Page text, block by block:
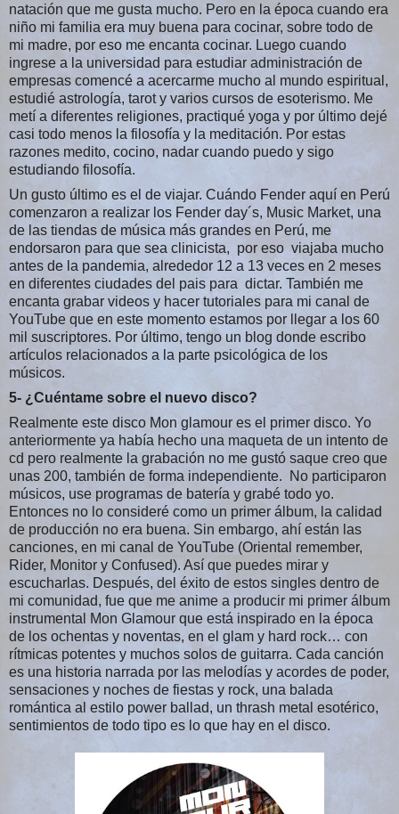
natación que me gusta mucho. Pero en la época cuando era
niño mi familia era muy buena para cocinar, sobre todo de
mi madre, por eso me encanta cocinar. Luego cuando
ingrese a la universidad para estudiar administración de
empresas comencé a acercarme mucho al mundo espiritual,
estudié astrología, tarot y varios cursos de esoterismo. Me
metí a diferentes religiones, practiqué yoga y por último dejé
casi todo menos la filosofía y la meditación. Por estas
razones medito, cocino, nadar cuando puedo y sigo
estudiando filosofía.
Un gusto último es el de viajar. Cuándo Fender aquí en Perú
comenzaron a realizar los Fender day´s, Music Market, una
de las tiendas de música más grandes en Perú, me
endorsaron para que sea clinicista, por eso viajaba mucho
antes de la pandemia, alrededor 12 a 13 veces en 2 meses
en diferentes ciudades del pais para dictar. También me
encanta grabar videos y hacer tutoriales para mi canal de
YouTube que en este momento estamos por llegar a los 60
mil suscriptores. Por último, tengo un blog donde escribo
artículos relacionados a la parte psicológica de los
músicos.
5- ¿Cuéntame sobre el nuevo disco?
Realmente este disco Mon glamour es el primer disco. Yo
anteriormente ya había hecho una maqueta de un intento de
cd pero realmente la grabación no me gustó saque creo que
unas 200, también de forma independiente. No participaron
músicos, use programas de batería y grabé todo yo.
Entonces no lo consideré como un primer álbum, la calidad
de producción no era buena. Sin embargo, ahí están las
canciones, en mi canal de YouTube (Oriental remember,
Rider, Monitor y Confused). Así que puedes mirar y
escucharlas. Después, del éxito de estos singles dentro de
mi comunidad, fue que me anime a producir mi primer álbum
instrumental Mon Glamour que está inspirado en la época
de los ochentas y noventas, en el glam y hard rock… con
rítmicas potentes y muchos solos de guitarra. Cada canción
es una historia narrada por las melodías y acordes de poder,
sensaciones y noches de fiestas y rock, una balada
romántica al estilo power ballad, un thrash metal esotérico,
sentimientos de todo tipo es lo que hay en el disco.